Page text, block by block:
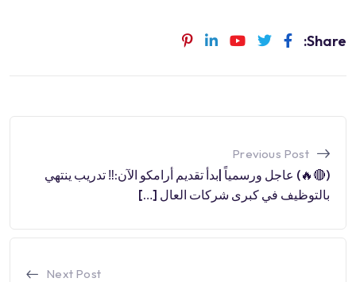
Share:
Previous Post
(🔴🔥) عاجل ورسمياً |بدأ تقديم أرامكو الآن:‼️ تدريب ينتهي
بالتوظيف في كبرى شركات العال […]
Next Post